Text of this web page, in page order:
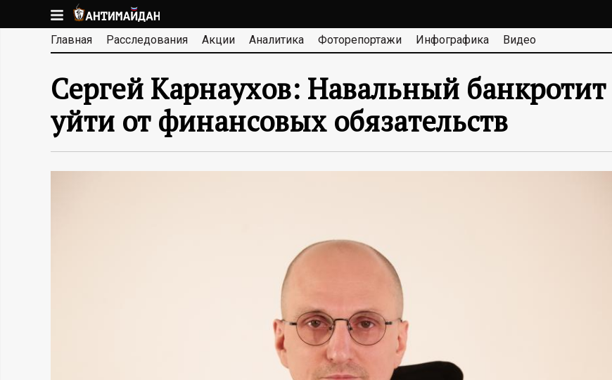
к
основномуА
Н
Т
И
М
Главная Расследования Акции Аналитика Фоторепортажи Инфографика Видео
Сергей Карнаухов: Навальный
уйти от финансовых обязательств